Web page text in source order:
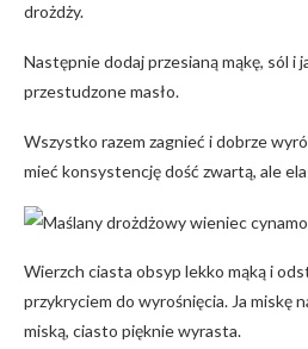
drożdży.
Następnie dodaj przesianą mąkę, sól i
przestudzone masło.
Wszystko razem zagnieć i dobrze
mieć konsystencję dość zwartą, ale
Wierzch ciasta obsyp lekko mąką i
przykryciem do wyrośnięcia. Ja miskę
miską, ciasto pięknie wyrasta.